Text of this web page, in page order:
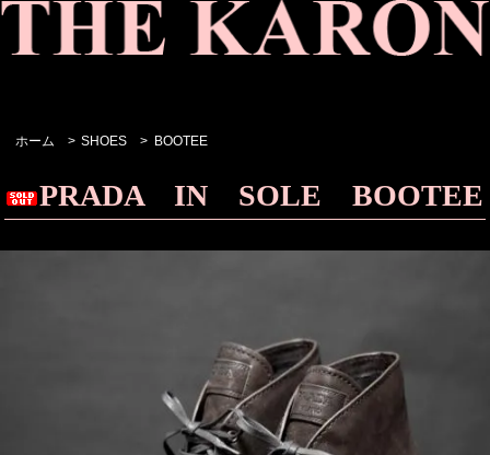
ホーム > SHOES > BOOTEE
PRADA IN SOLE BOOTEE